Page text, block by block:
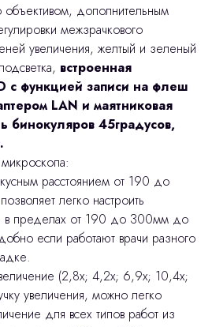
объективом, дополнительным
межзрачкового
увеличения, желтый и зеленый
встроенная
с функцией записи на флеш
LAN и маятниковая
бинокуляров 45градусов,
расстоянием от 190 до
легко настроить
в пределах от 190 до 300мм до
если работают врачи разного
(2,8x; 4,2x; 6,9x; 10,4x;
увеличения, можно легко
для всех типов работ из